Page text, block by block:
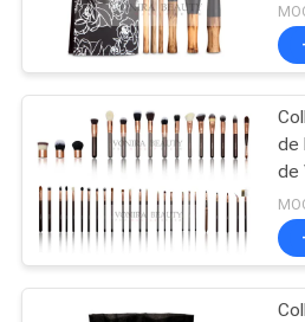
SUJET
NOUS
VISITE
D'USINE
CONTRÔLE
de
de